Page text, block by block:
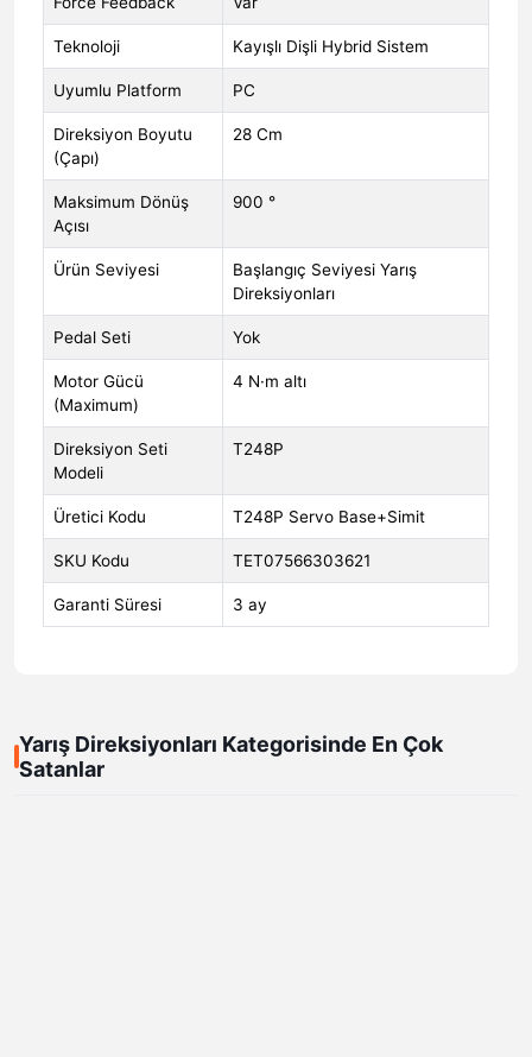
Teknoloji Kayışlı Dişli Hybrid Sistem
Uyumlu Platform PC
Direksiyon Boyutu
(Çapı)
28 Cm
Maksimum Dönüş
Açısı
900 °
Ürün Seviyesi
Başlangıç Seviyesi Yarış
Direksiyonları
Pedal Seti Yok
Motor Gücü
(Maximum)
4 N·m altı
Direksiyon Seti
Modeli
T248P
Üretici Kodu T248P Servo Base+Simit
SKU Kodu TET07566303621
Garanti Süresi 3 ay
Yarış Direksiyonları Kategorisinde En Çok
Satanlar